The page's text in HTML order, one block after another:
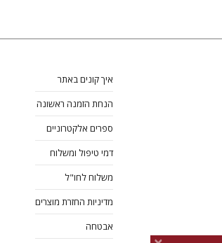
איך קונים באתר
הנחת הזמנה ראשונה
ספרים אלקטרוניים
דמי טיפול ומשלוח
משלוח לחו"ל
מדיניות החזרת מוצרים
אבטחה